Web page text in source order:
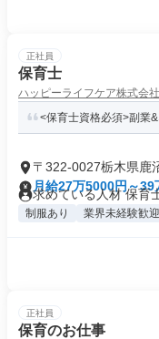
正社員
保育士
ハッピーライフケア株式会社
<保育士資格必須>副業
〒322-0027栃木県鹿
月給27万5000円～39
求めている人材 保育
制服あり 業界未経験歓迎
正社員
保育のお仕事